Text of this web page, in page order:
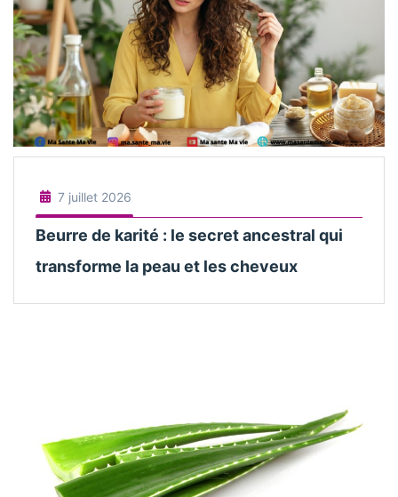
7 juillet 2026
Beurre de karité : le secret ancestral qui
transforme la peau et les cheveux